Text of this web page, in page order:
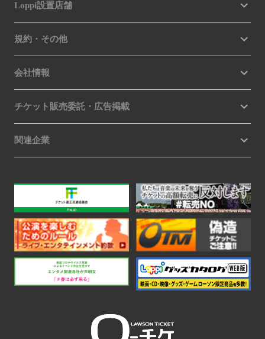
Loppi設置店舗
規約・その他
会社情報
チケット販売委託・広告掲載
関連企業